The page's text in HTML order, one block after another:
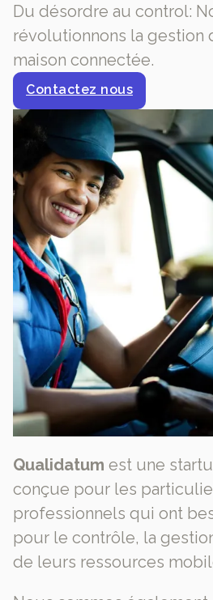
Du désordre au control:
révolutionnons la gestion
maison connectée.
Contactez nous
Qualidatum est une
conçue pour les
professionnels qui ont
pour le contrôle, la
de leurs ressources